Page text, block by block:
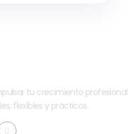
tu crecimiento profesional
flexibles y prácticos.